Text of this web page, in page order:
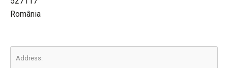
România
Address: